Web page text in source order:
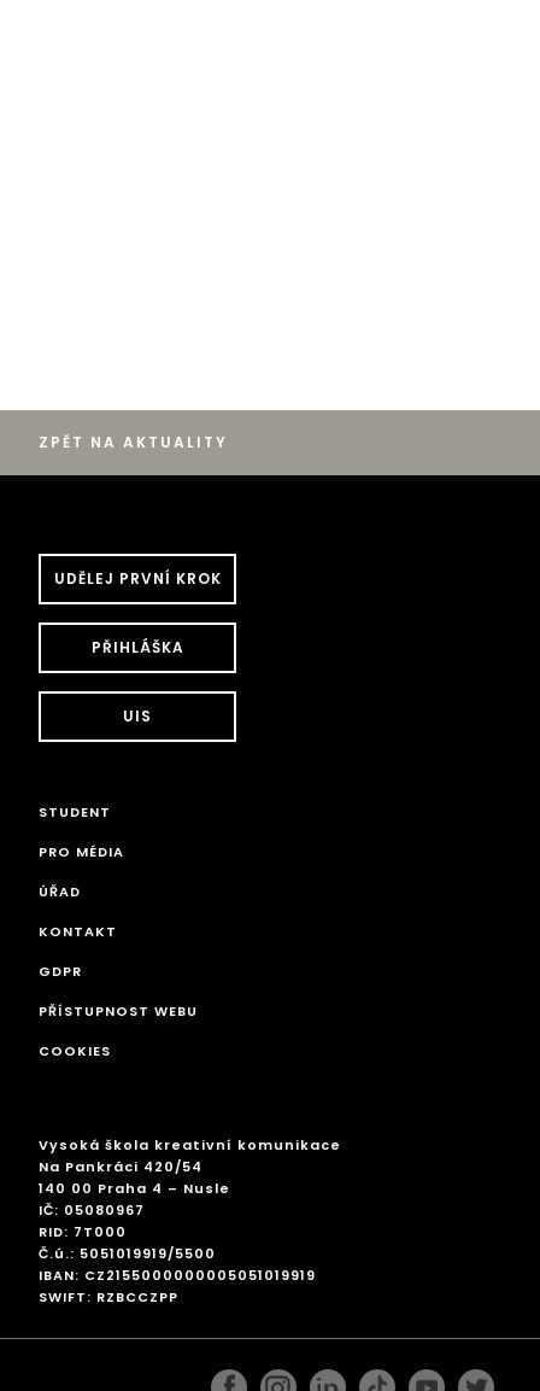
ZPĚT NA AKTUALITY
UDĚLEJ PRVNÍ KROK
PŘIHLÁŠKA
UIS
STUDENT
PRO MÉDIA
ÚŘAD
KONTAKT
GDPR
PŘÍSTUPNOST WEBU
COOKIES
Vysoká škola kreativní komunikace
Na Pankráci 420/54
140 00 Praha 4 – Nusle
IČ: 05080967
RID: 7T000
Č.ú.: 5051019919/5500
IBAN: CZ2155000000005051019919
SWIFT: RZBCCZPP
facebookinstagramlinkedingoogleplus
pinterest
twitter